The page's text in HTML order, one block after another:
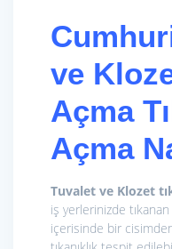
ve
Açma
Açma
Tuvalet ve Klozet
iş yerlerinizde
içerisinde bir